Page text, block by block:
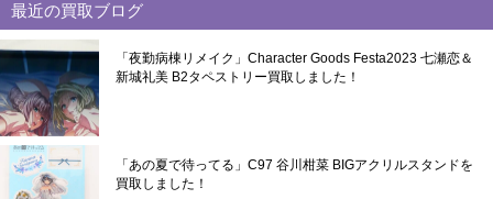
最近の買取ブログ
「夜勤病棟リメイク」Character Goods Festa2023 七瀬恋＆
新城礼美 B2タペストリー買取しました！
「あの夏で待ってる」C97 谷川柑菜 BIGアクリルスタンドを
買取しました！